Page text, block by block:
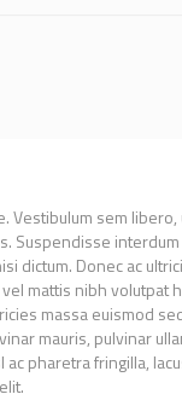
Vestibulum sem
Suspendisse
dictum. Donec ac
mattis nibh volutpat
massa euismod
mauris, pulvinar
ac pharetra fringilla,